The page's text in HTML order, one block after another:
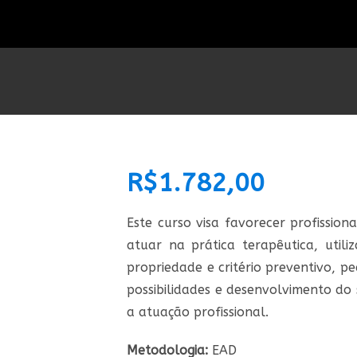
R$1.782,00
Este curso visa favorecer
atuar na prática terapêutica,
propriedade e critério preventivo,
possibilidades e desenvolvimento
a atuação profissional.
Metodologia: EAD